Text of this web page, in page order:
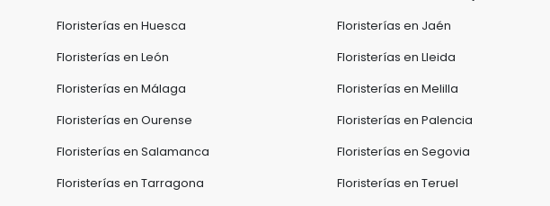
Floristerías en Huesca Floristerías en Jaén
Floristerías en León Floristerías en Lleida
Floristerías en Málaga Floristerías en Melilla
Floristerías en Ourense Floristerías en Palencia
Floristerías en Salamanca Floristerías en Segovia
Floristerías en Tarragona Floristerías en Teruel